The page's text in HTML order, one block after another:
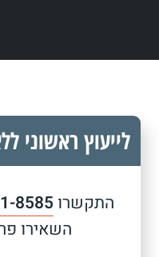
לייעוץ ראשוני
התקשרו 8585
השאירו